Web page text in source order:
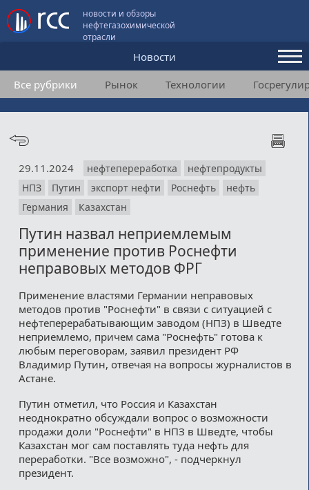
новости и обзоры
нефтегазохимической
отрасли
Новости
Аналитика и мнения
Конференции
Подписка
Медиакит
Все рубрики Рынок Технологии
29.11.2024 нефтепереработка
нефтепродукты
НПЗ
Путин экспорт нефти Роснефть
нефть
Германия
Казахстан
Путин назвал неприемлемым
применение против Роснефти
неправовых методов ФРГ
Применение властями Германии неправовых
методов против "Роснефти" в связи с ситуацией с
нефтеперерабатывающим заводом (НПЗ) в Шведте
неприемлемо, причем сама "Роснефть" готова к
любым переговорам, заявил президент РФ
Владимир Путин, отвечая на вопросы журналистов в
Астане.
Путин отметил, что Россия и Казахстан
неоднократно обсуждали вопрос о возможности
продажи доли "Роснефти" в НПЗ в Шведте, чтобы
Казахстан мог сам поставлять туда нефть для
переработки. "Все возможно", - подчеркнул
президент.